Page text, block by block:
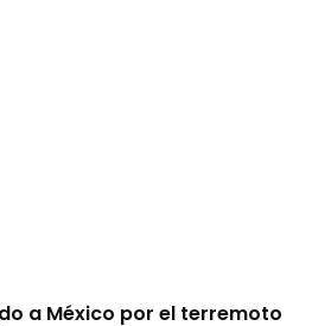
a México por el terremoto